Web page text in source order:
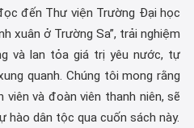
đến Thư viện Trường Đại học
xuân ở Trường Sa”, trải nghiệm
và lan tỏa giá trị yêu nước, tự
quanh. Chúng tôi mong rằng
và đoàn viên thanh niên, sẽ
hào dân tộc qua cuốn sách này.